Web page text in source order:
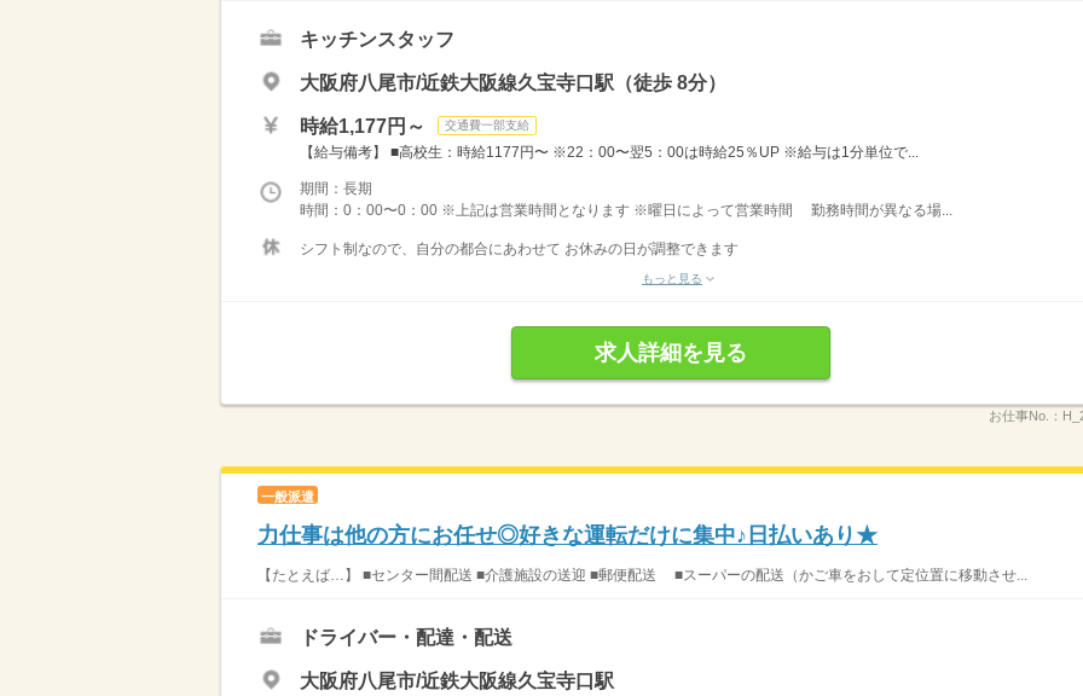
キッチンスタッフ
大阪府八尾市/近鉄大阪線久宝寺口駅（徒歩 8分）
時給1,177円～ 交通費一部支給
【給与備考】 ■高校生：時給1177円〜 ※22：00〜翌5：00は時給25％UP ※給与は1分単位で...
期間：長期
時間：0：00〜0：00 ※上記は営業時間となります ※曜日によって営業時間 勤務時間が異なる場...
シフト制なので、自分の都合にあわせて お休みの日が調整できます
もっと見る
求人詳細を見る
お仕事No.：
一般派遣
力仕事は他の方にお任せ◎好きな運転だけに集中♪日払いあり★
【たとえば…】 ■センター間配送 ■介護施設の送迎 ■郵便配送 ■スーパーの配送（かご車をおして定位置に移動させ...
ドライバー・配達・配送
大阪府八尾市/近鉄大阪線久宝寺口駅